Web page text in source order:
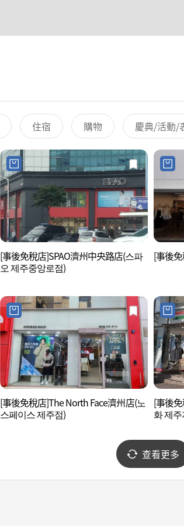
住宿 購物 慶典/活動/
[事後免稅店]SPAO濟州中央路店(스파
오 제주중앙로점)
[事後
[事後免稅店]The North Face濟州店(노
스페이스 제주점)
[事後
화 제
查看更多